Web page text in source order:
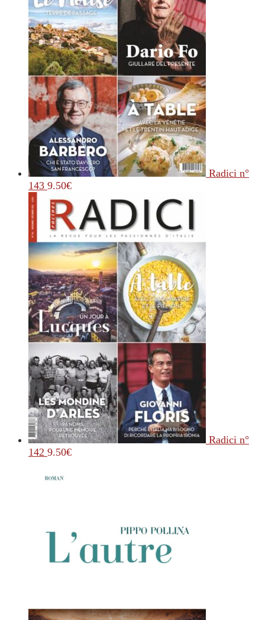
Radici n°
143 9.50€
Radici n°
142 9.50€